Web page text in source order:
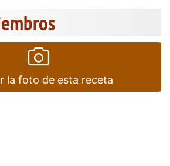
la foto de esta receta